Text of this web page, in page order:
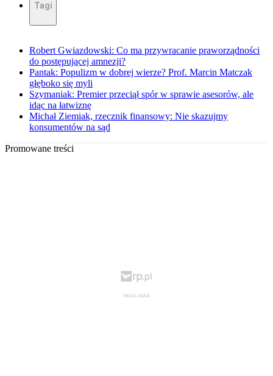
Tagi
Robert Gwiazdowski: Co ma przywracanie praworządności
do postępującej amnezji?
Pantak: Populizm w dobrej wierze? Prof. Marcin Matczak
głęboko się myli
Szymaniak: Premier przeciął spór w sprawie asesorów, ale
idąc na łatwiznę
Michał Ziemiak, rzecznik finansowy: Nie skazujmy
konsumentów na sąd
Promowane treści